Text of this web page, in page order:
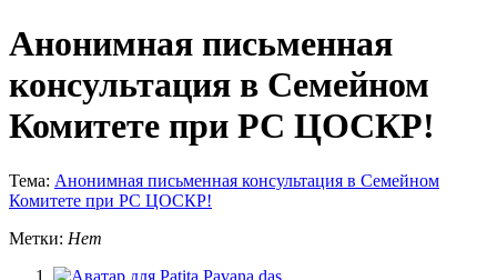
Анонимная письменная
консультация в Семейном
Комитете при РС ЦОСКР!
Тема: Анонимная письменная консультация в Семейном
Комитете при РС ЦОСКР!
Метки: Нет